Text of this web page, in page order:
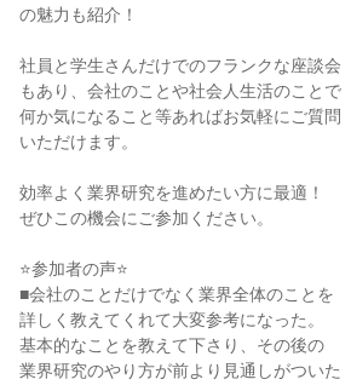
の魅力も紹介！
社員と学生さんだけでのフランクな座談会
もあり、会社のことや社会人生活のことで
何か気になること等あればお気軽にご質問
いただけます。
効率よく業界研究を進めたい方に最適！
ぜひこの機会にご参加ください。
⭐参加者の声⭐
■会社のことだけでなく業界全体のことを
詳しく教えてくれて大変参考になった。
基本的なことを教えて下さり、その後の
業界研究のやり方が前より見通しがついた